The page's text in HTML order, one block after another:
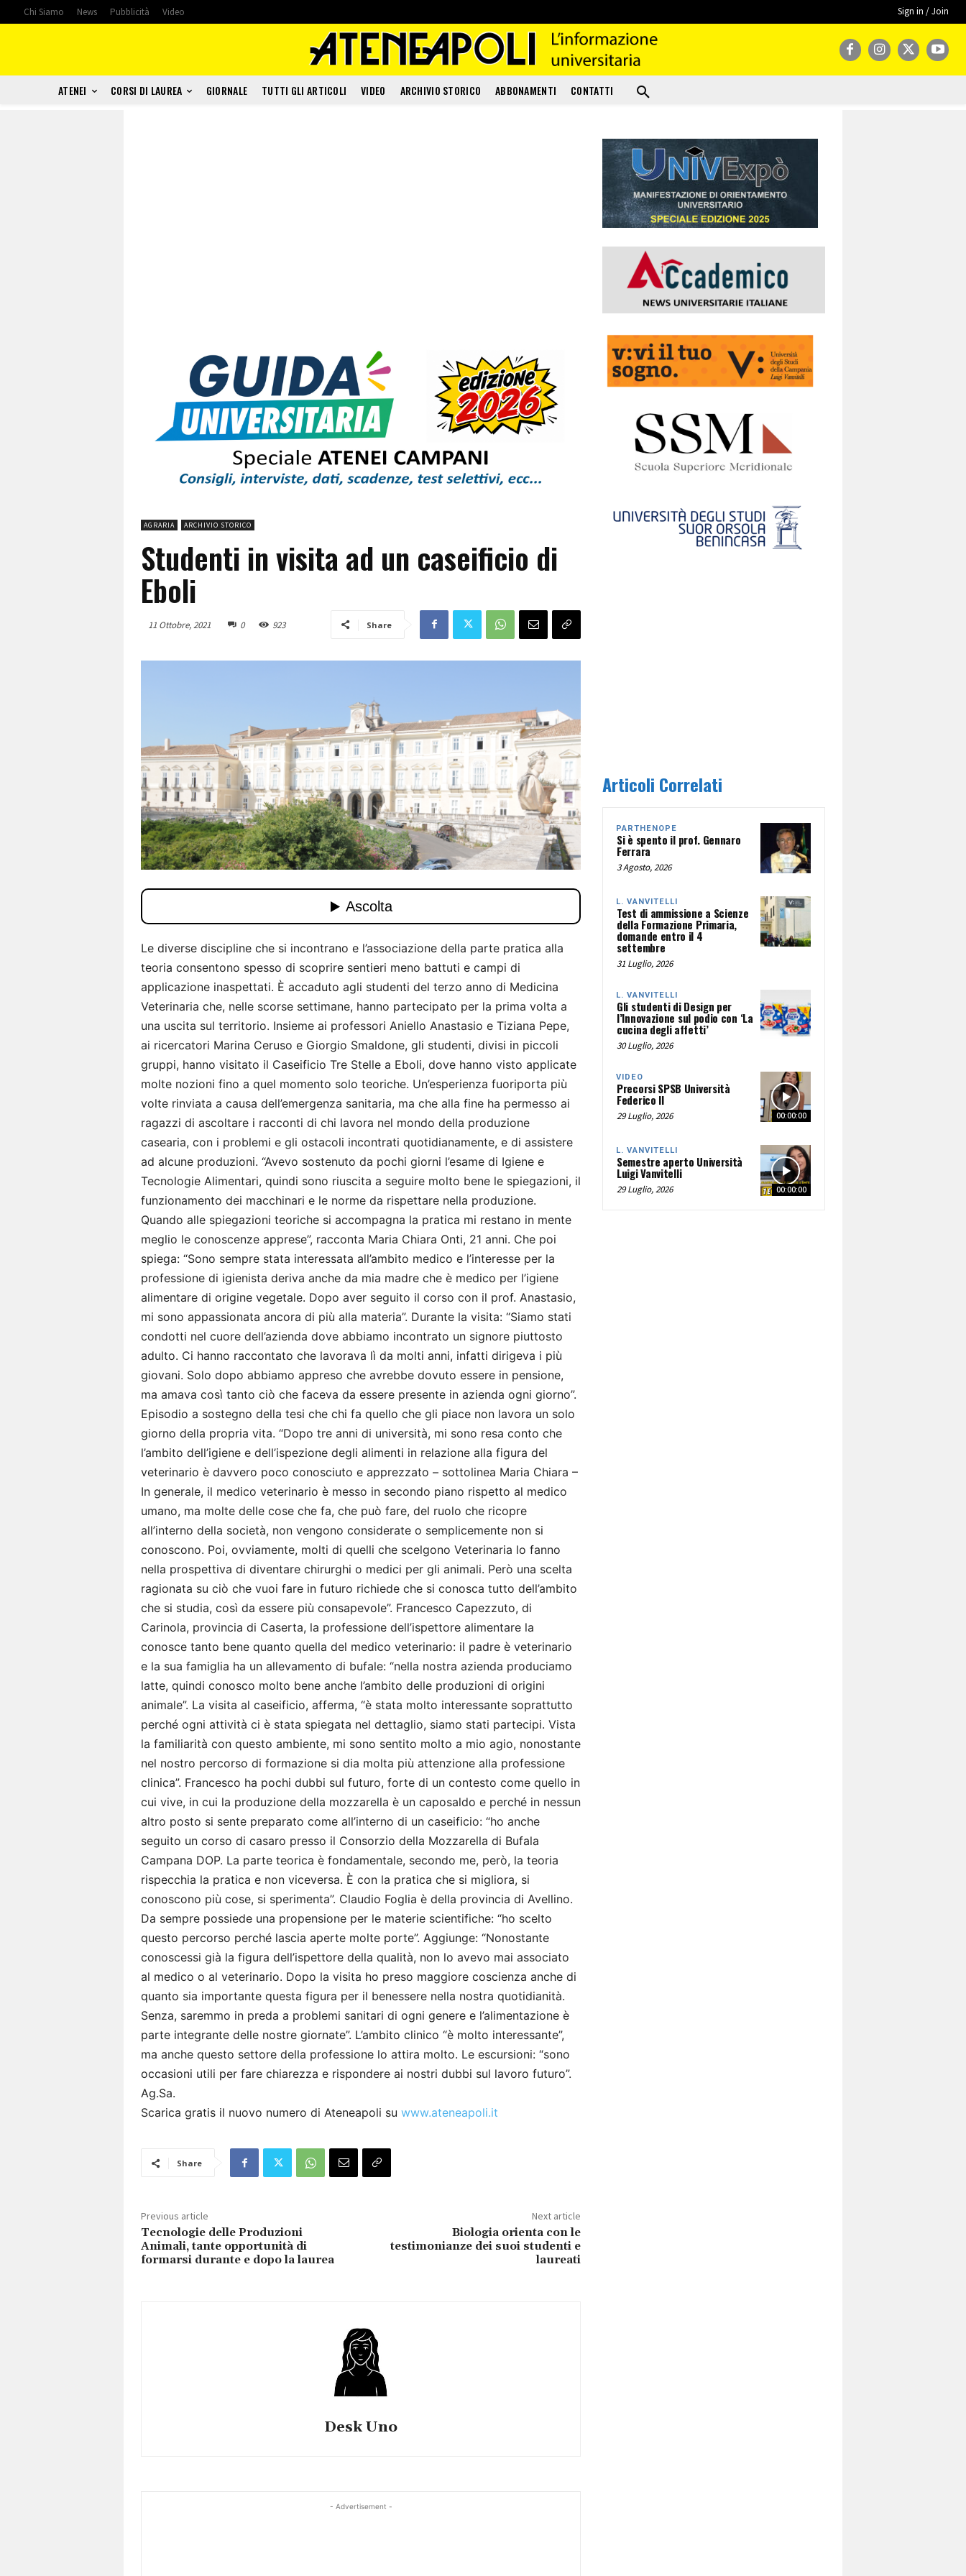
Chi Siamo News Pubblicità Video Sign in / Join
ATENEI CORSI DI LAUREA GIORNALE TUTTI GLI ARTICOLI VIDEO ARCHIVIO STORICO ABBONAMENTI CONTATTI
AGRARIA ARCHIVIO STORICO
Studenti in visita ad un caseificio di
Eboli
11 Ottobre, 2021 0 923 Share
Le diverse discipline che si incontrano e l’associazione della parte pratica alla
teoria consentono spesso di scoprire sentieri meno battuti e campi di
applicazione inaspettati. È accaduto agli studenti del terzo anno di Medicina
Veterinaria che, nelle scorse settimane, hanno partecipato per la prima volta a
una uscita sul territorio. Insieme ai professori Aniello Anastasio e Tiziana Pepe,
ai ricercatori Marina Ceruso e Giorgio Smaldone, gli studenti, divisi in piccoli
gruppi, hanno visitato il Caseificio Tre Stelle a Eboli, dove hanno visto applicate
molte nozioni fino a quel momento solo teoriche. Un’esperienza fuoriporta più
volte rinviata a causa dell’emergenza sanitaria, ma che alla fine ha permesso ai
ragazzi di ascoltare i racconti di chi lavora nel mondo della produzione
casearia, con i problemi e gli ostacoli incontrati quotidianamente, e di assistere
ad alcune produzioni. “Avevo sostenuto da pochi giorni l’esame di Igiene e
Tecnologie Alimentari, quindi sono riuscita a seguire molto bene le spiegazioni, il
funzionamento dei macchinari e le norme da rispettare nella produzione.
Quando alle spiegazioni teoriche si accompagna la pratica mi restano in mente
meglio le conoscenze apprese”, racconta Maria Chiara Onti, 21 anni. Che poi
spiega: “Sono sempre stata interessata all’ambito medico e l’interesse per la
professione di igienista deriva anche da mia madre che è medico per l’igiene
alimentare di origine vegetale. Dopo aver seguito il corso con il prof. Anastasio,
mi sono appassionata ancora di più alla materia”. Durante la visita: “Siamo stati
condotti nel cuore dell’azienda dove abbiamo incontrato un signore piuttosto
adulto. Ci hanno raccontato che lavorava lì da molti anni, infatti dirigeva i più
giovani. Solo dopo abbiamo appreso che avrebbe dovuto essere in pensione,
ma amava così tanto ciò che faceva da essere presente in azienda ogni giorno”.
Episodio a sostegno della tesi che chi fa quello che gli piace non lavora un solo
giorno della propria vita. “Dopo tre anni di università, mi sono resa conto che
l’ambito dell’igiene e dell’ispezione degli alimenti in relazione alla figura del
veterinario è davvero poco conosciuto e apprezzato – sottolinea Maria Chiara –
In generale, il medico veterinario è messo in secondo piano rispetto al medico
umano, ma molte delle cose che fa, che può fare, del ruolo che ricopre
all’interno della società, non vengono considerate o semplicemente non si
conoscono. Poi, ovviamente, molti di quelli che scelgono Veterinaria lo fanno
nella prospettiva di diventare chirurghi o medici per gli animali. Però una scelta
ragionata su ciò che vuoi fare in futuro richiede che si conosca tutto dell’ambito
che si studia, così da essere più consapevole”. Francesco Capezzuto, di
Carinola, provincia di Caserta, la professione dell’ispettore alimentare la
conosce tanto bene quanto quella del medico veterinario: il padre è veterinario
e la sua famiglia ha un allevamento di bufale: “nella nostra azienda produciamo
latte, quindi conosco molto bene anche l’ambito delle produzioni di origini
animale”. La visita al caseificio, afferma, “è stata molto interessante soprattutto
perché ogni attività ci è stata spiegata nel dettaglio, siamo stati partecipi. Vista
la familiarità con questo ambiente, mi sono sentito molto a mio agio, nonostante
nel nostro percorso di formazione si dia molta più attenzione alla professione
clinica”. Francesco ha pochi dubbi sul futuro, forte di un contesto come quello in
cui vive, in cui la produzione della mozzarella è un caposaldo e perché in nessun
altro posto si sente preparato come all’interno di un caseificio: “ho anche
seguito un corso di casaro presso il Consorzio della Mozzarella di Bufala
Campana DOP. La parte teorica è fondamentale, secondo me, però, la teoria
rispecchia la pratica e non viceversa. È con la pratica che si migliora, si
conoscono più cose, si sperimenta”. Claudio Foglia è della provincia di Avellino.
Da sempre possiede una propensione per le materie scientifiche: “ho scelto
questo percorso perché lascia aperte molte porte”. Aggiunge: “Nonostante
conoscessi già la figura dell’ispettore della qualità, non lo avevo mai associato
al medico o al veterinario. Dopo la visita ho preso maggiore coscienza anche di
quanto sia importante questa figura per il benessere nella nostra quotidianità.
Senza, saremmo in preda a problemi sanitari di ogni genere e l’alimentazione è
parte integrante delle nostre giornate”. L’ambito clinico “è molto interessante”,
ma anche questo settore della professione lo attira molto. Le escursioni: “sono
occasioni utili per fare chiarezza e rispondere ai nostri dubbi sul lavoro futuro”.
Ag.Sa.
Scarica gratis il nuovo numero di Ateneapoli su www.ateneapoli.it
Share
Previous article
Tecnologie delle Produzioni
Animali, tante opportunità di
formarsi durante e dopo la laurea
Next article
Biologia orienta con le
testimonianze dei suoi studenti e
laureati
Desk Uno
- Advertisement -
Articoli Correlati
PARTHENOPE
Si è spento il prof. Gennaro
Ferrara
3 Agosto, 2026
L. VANVITELLI
Test di ammissione a Scienze
della Formazione Primaria,
domande entro il 4
settembre
31 Luglio, 2026
L. VANVITELLI
Gli studenti di Design per
l’Innovazione sul podio con ‘La
cucina degli affetti’
30 Luglio, 2026
00:00:00
VIDEO
Precorsi SPSB Università
Federico II
29 Luglio, 2026
00:00:00
L. VANVITELLI
Semestre aperto Università
Luigi Vanvitelli
29 Luglio, 2026